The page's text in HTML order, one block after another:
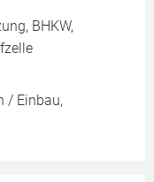
BHKW,
/ Einbau,